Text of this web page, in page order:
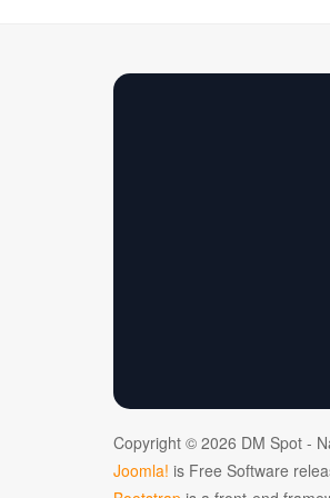
Copyright © 2026 DM Spot -
Joomla! is Free Software